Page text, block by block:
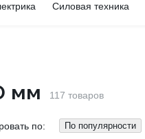
Силовая техника
мм 117 товаров
по: По популярности